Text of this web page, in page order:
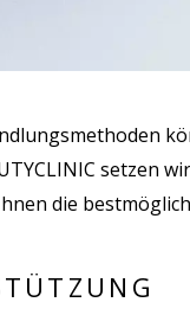
setzen
die